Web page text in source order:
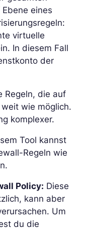
eines
virtuelle
In diesem Fall
der
Regeln, die auf
wie möglich.
komplexer.
Tool kannst
Regeln wie
Policy: Diese
kann aber
Um
du die